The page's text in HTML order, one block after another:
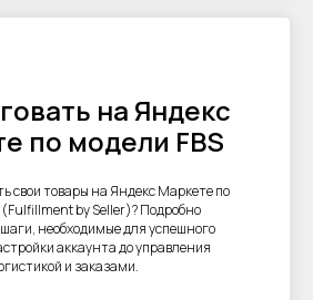
на Яндекс
по модели FBS
свои товары на Яндекс Маркете по
(Fulfillment by Seller)? Подробно
необходимые для успешного
аккаунта до управления
и заказами.